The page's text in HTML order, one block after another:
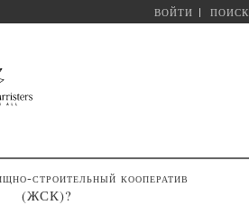
ВОЙТИ ПОИСК
строительный кооператив
(ЖСК)?